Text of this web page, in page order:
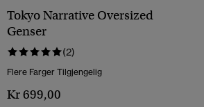
Tokyo Narrative Oversized
Genser
(2)
Flere Farger Tilgjengelig
Kr 699,00